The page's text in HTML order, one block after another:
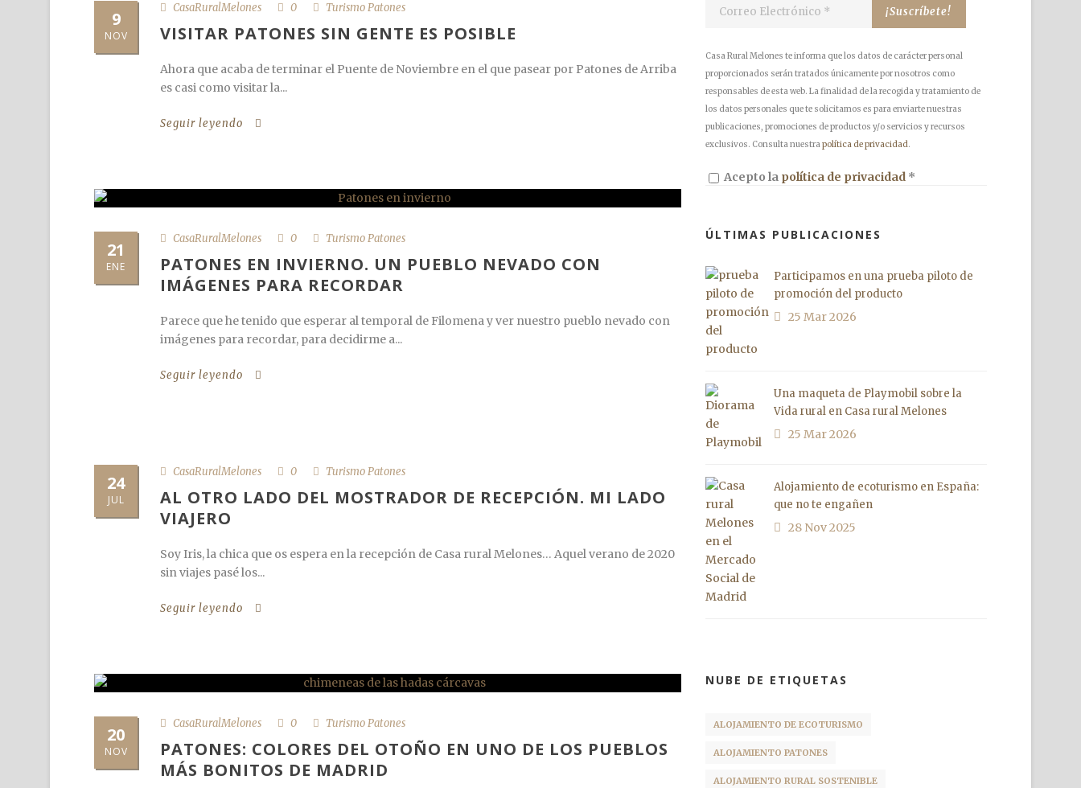
9
NOV
CasaRuralMelones 0 Turismo Patones
VISITAR PATONES SIN GENTE ES POSIBLE
Ahora que acaba de terminar el Puente de Noviembre en el que pasear por Patones de Arriba
es casi como visitar la...
Seguir leyendo
21
ENE
CasaRuralMelones 0 Turismo Patones
PATONES EN INVIERNO. UN PUEBLO NEVADO CON
IMÁGENES PARA RECORDAR
Parece que he tenido que esperar al temporal de Filomena y ver nuestro pueblo nevado con
imágenes para recordar, para decidirme a...
Seguir leyendo
24
JUL
CasaRuralMelones 0 Turismo Patones
AL OTRO LADO DEL MOSTRADOR DE RECEPCIÓN. MI LADO
VIAJERO
Soy Iris, la chica que os espera en la recepción de Casa rural Melones… Aquel verano de 2020
sin viajes pasé los...
Seguir leyendo
20
NOV
CasaRuralMelones 0 Turismo Patones
PATONES: COLORES DEL OTOÑO EN UNO DE LOS PUEBLOS
MÁS BONITOS DE MADRID
Casa Rural Melones te informa que los datos de carácter personal
proporcionados serán tratados únicamente por nosotros como
responsables de esta web. La finalidad de la recogida y tratamiento de
los datos personales que te solicitamos es para enviarte nuestras
publicaciones, promociones de productos y/o servicios y recursos
exclusivos. Consulta nuestrapolítica de privacidad.
Acepto la política de privacidad *
ÚLTIMAS PUBLICACIONES
Participamos en una prueba piloto de
promoción del producto
25 Mar 2026
Una maqueta de Playmobil sobre la
Vida rural en Casa rural Melones
25 Mar 2026
Alojamiento de ecoturismo en España:
que no te engañen
28 Nov 2025
NUBE DE ETIQUETAS
ALOJAMIENTO DE ECOTURISMO
ALOJAMIENTO PATONES
ALOJAMIENTO RURAL SOSTENIBLE